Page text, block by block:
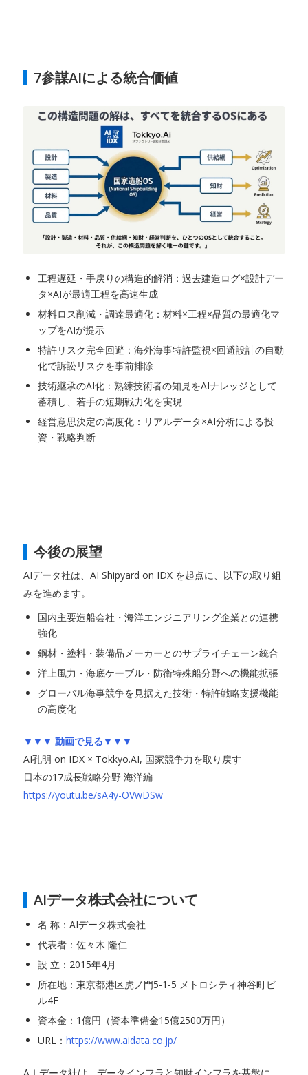
7参謀AIによる統合価値
工程遅延・手戻りの構造的解消：過去建造ログ×設計デー
タ×AIが最適工程を高速生成
材料ロス削減・調達最適化：材料×工程×品質の最適化マ
ップをAIが提示
特許リスク完全回避：海外海事特許監視×回避設計の自動
化で訴訟リスクを事前排除
技術継承のAI化：熟練技術者の知見をAIナレッジとして
蓄積し、若手の短期戦力化を実現
経営意思決定の高度化：リアルデータ×AI分析による投
資・戦略判断
今後の展望
AIデータ社は、AI Shipyard on IDX を起点に、以下の取り組
みを進めます。
国内主要造船会社・海洋エンジニアリング企業との連携
強化
鋼材・塗料・装備品メーカーとのサプライチェーン統合
洋上風力・海底ケーブル・防衛特殊船分野への機能拡張
グローバル海事競争を見据えた技術・特許戦略支援機能
の高度化
▼▼▼ 動画で見る▼▼▼
AI孔明 on IDX × Tokkyo.AI, 国家競争力を取り戻す
日本の17成長戦略分野 海洋編
https://youtu.be/sA4y-OVwDSw
AIデータ株式会社について
名 称：AIデータ株式会社
代表者：佐々木 隆仁
設 立：2015年4月
所在地：東京都港区虎ノ門5-1-5 メトロシティ神谷町ビ
ル4F
資本金：1億円（資本準備金15億2500万円）
URL： https://www.aidata.co.jp/
AＩデータ社は、データインフラと知財インフラを基盤に、